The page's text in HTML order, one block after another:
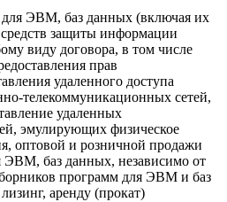
для ЭВМ, баз данных (включая их
защиты информации
виду договора, в том числе
прав
удаленного доступа
телекоммуникационных сетей,
удаленных
эмулирующих физическое
оптовой и розничной продажи
ЭВМ, баз данных, независимо от
программ для ЭВМ и баз
аренду (прокат)